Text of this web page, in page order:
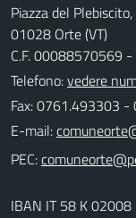
Piazza del Plebiscito,
01028 Orte (VT)
C.F. 00088570569
Telefono:vedere
Fax: 0761.493303 -
E-mail:
PEC:
IBAN IT 58 K